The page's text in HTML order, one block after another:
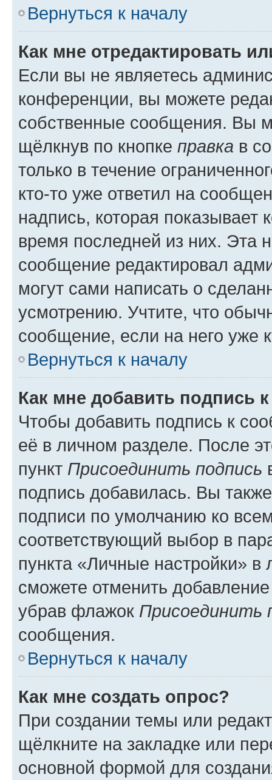
Вернуться к началу
Как мне отредактировать
Если вы не являетесь
конференции, вы можете
собственные сообщения. Вы
щёлкнув по кнопке правка в
только в течение
кто-то уже ответил на
надпись, которая показывает
время последней из них. Эта
сообщение редактировал
могут сами написать о
усмотрению. Учтите, что
сообщение, если на него уже
Вернуться к началу
Как мне добавить подпись
Чтобы добавить подпись к
её в личном разделе. После
пункт Присоединить подпись
подпись добавилась. Вы
подписи по умолчанию ко
соответствующий выбор в
пункта «Личные настройки»
сможете отменить
убрав флажок Присоединить
сообщения.
Вернуться к началу
Как мне создать опрос?
При создании темы или
щёлкните на закладке или
основной формой для